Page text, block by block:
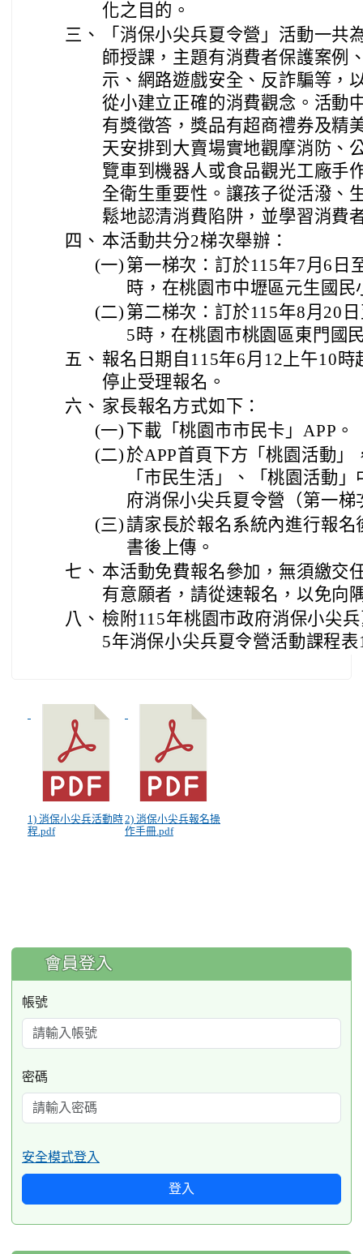
化之目的。
三、
「消保小尖兵夏令營」活動一共
師授課，主題有消費者保護案例
示、網路遊戲安全、反詐騙等，
從小建立正確的消費觀念。活動
有獎徵答，獎品有超商禮券及精
天安排到大賣場實地觀摩消防、
覽車到機器人或食品觀光工廠手
全衛生重要性。讓孩子從活潑、
鬆地認清消費陷阱，並學習消費
四、 本活動共分2梯次舉辦：
(一) 第一梯次：訂於115年7月6日
時，在桃園市中壢區元生國民
(二) 第二梯次：訂於115年8月20
5時，在桃園市桃園區東門國
五、 報名日期自115年6月12上午10
停止受理報名。
六、 家長報名方式如下：
(一) 下載「桃園市市民卡」APP。
(二) 於APP首頁下方「桃園活動」
「市民生活」、「桃園活動
府消保小尖兵夏令營（第一
(三) 請家長於報名系統內進行報
書後上傳。
七、 本活動免費報名參加，無須繳交
有意願者，請從速報名，以免向
八、 檢附115年桃園市政府消保小尖
5年消保小尖兵夏令營活動課程
1) 消保小尖兵活動時
程.pdf
2) 消保小尖兵報名操
作手冊.pdf
:::
會員登入
帳號
密碼
安全模式登入
登入